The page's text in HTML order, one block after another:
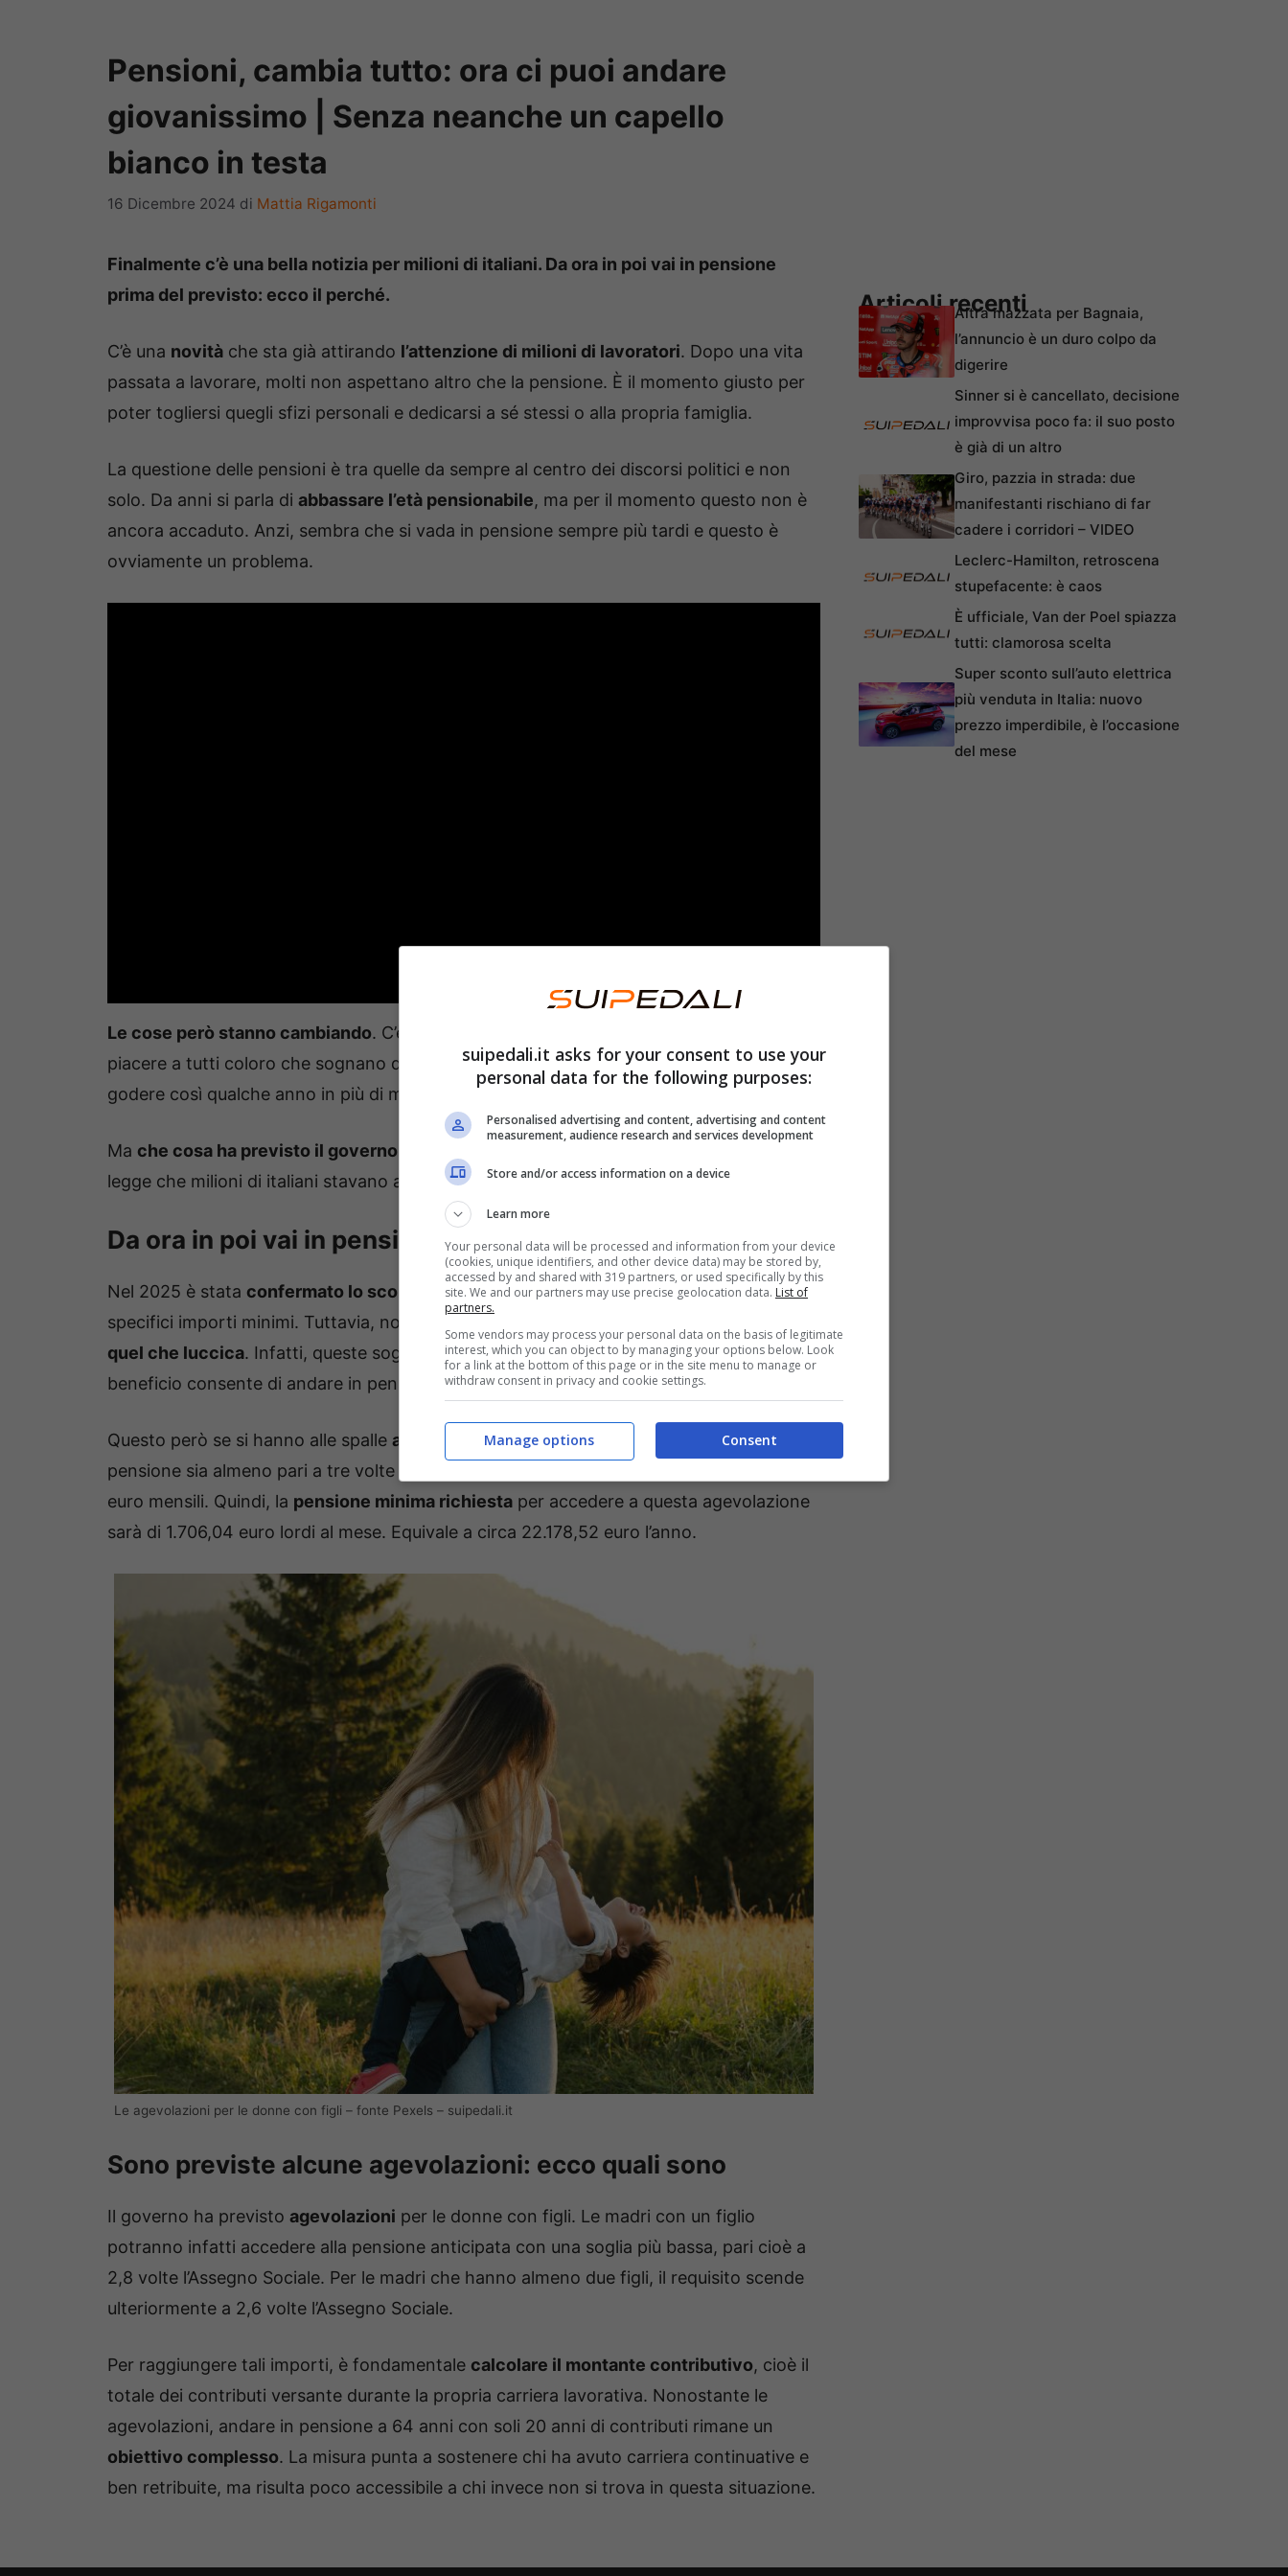
Pensioni, cambia tutto: ora ci puoi andare
giovanissimo | Senza neanche un capello
bianco in testa
16 Dicembre 2024 di Mattia Rigamonti
Finalmente c’è una bella notizia per milioni di italiani. Da ora in poi vai in pensione
prima del previsto: ecco il perché.
C’è una novità che sta già attirando l’attenzione di milioni di lavoratori. Dopo una vita
passata a lavorare, molti non aspettano altro che la pensione. È il momento giusto per
poter togliersi quegli sfizi personali e dedicarsi a sé stessi o alla propria famiglia.
La questione delle pensioni è tra quelle da sempre al centro dei discorsi politici e non
solo. Da anni si parla di abbassare l’età pensionabile, ma per il momento questo non è
ancora accaduto. Anzi, sembra che si vada in pensione sempre più tardi e questo è
ovviamente un problema.
Le cose però stanno cambiando. C’è infatti una novità che sta facendo particolarmente
piacere a tutti coloro che sognano di andare in pensione prima del previsto. Potendosi
godere così qualche anno in più di meritato riposo.
Ma che cosa ha previsto il governo
legge che milioni di italiani stavano aspettando con particolare trepidazione.
Da ora in poi vai in pensione prima: la nuova legge
Nel 2025 è stata confermato lo sconto
di 3 anni sull’età pensionabile per chi raggiunge
specifici importi minimi. Tuttavia, nonostante questa notizia positiva,
quel che luccica. Infatti, queste soglie di importi sono state aumentate. Questo
beneficio consente di andare in pensione a 64 anni invece che a 67.
Questo però se si hanno alle spalle almeno 20 anni di contributi
, purché l’importo della
pensione sia almeno pari a tre volte l’Assegno Sociale, che nel 2025 sarà pari a 538,68
euro mensili. Quindi, la pensione minima richiesta per accedere a questa agevolazione
sarà di 1.706,04 euro lordi al mese. Equivale a circa 22.178,52 euro l’anno.
Le agevolazioni per le donne con figli – fonte Pexels – suipedali.it
Sono previste alcune agevolazioni: ecco quali sono
Il governo ha previsto agevolazioni per le donne con figli. Le madri con un figlio
potranno infatti accedere alla pensione anticipata con una soglia più bassa, pari cioè a
2,8 volte l’Assegno Sociale. Per le madri che hanno almeno due figli, il requisito scende
ulteriormente a 2,6 volte l’Assegno Sociale.
Per raggiungere tali importi, è fondamentale calcolare il montante contributivo, cioè il
totale dei contributi versante durante la propria carriera lavorativa. Nonostante le
agevolazioni, andare in pensione a 64 anni con soli 20 anni di contributi rimane un
obiettivo complesso. La misura punta a sostenere chi ha avuto carriera continuative e
ben retribuite, ma risulta poco accessibile a chi invece non si trova in questa situazione.
Articoli recentiAltra mazzata per Bagnaia,
l’annuncio è un duro colpo da
digerire
Sinner si è cancellato, decisione
improvvisa poco fa: il suo posto
è già di un altro
Giro, pazzia in strada: due
manifestanti rischiano di far
cadere i corridori – VIDEO
Leclerc-Hamilton, retroscena
stupefacente: è caos
È ufficiale, Van der Poel spiazza
tutti: clamorosa scelta
Super sconto sull’auto elettrica
più venduta in Italia: nuovo
prezzo imperdibile, è l’occasione
del mese
suipedali.it asks for your consent to use your
personal data for the following purposes:
Personalised advertising and content, advertising and content
measurement, audience research and services development
Store and/or access information on a device
Learn more
Your personal data will be processed and information from your device
(cookies, unique identifiers, and other device data) may be stored by,
accessed by and shared with 319 partners, or used specifically by this
site. We and our partners may use precise geolocation data. List of
partners.
Some vendors may process your personal data on the basis of legitimate
interest, which you can object to by managing your options below. Look
for a link at the bottom of this page or in the site menu to manage or
withdraw consent in privacy and cookie settings.
Consent
Manage options